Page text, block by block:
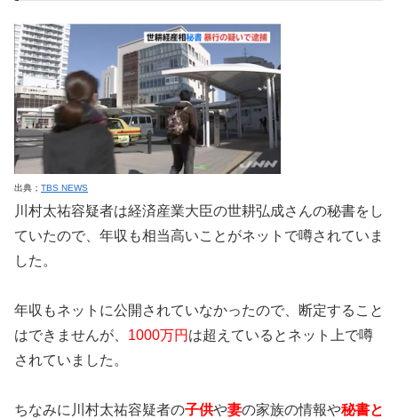
出典； TBS NEWS
川村太祐容疑者は経済産業大臣の世耕弘成さんの秘書をし
ていたので、年収も相当高いことがネットで噂されていま
した。
年収もネットに公開されていなかったので、断定すること
はできませんが、 1000万円 は超えているとネット上で噂
されていました。
ちなみに川村太祐容疑者の子供や妻の家族の情報や秘書と